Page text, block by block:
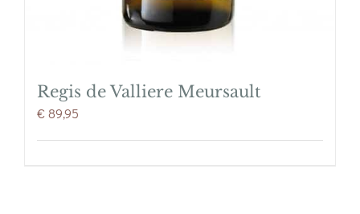
Regis de Valliere Meursault
€89,95